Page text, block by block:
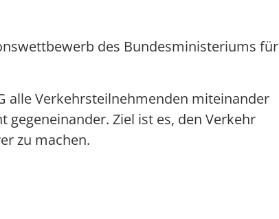
des Bundesministeriums für
alle Verkehrsteilnehmenden miteinander
Ziel ist es, den Verkehr
zu machen.